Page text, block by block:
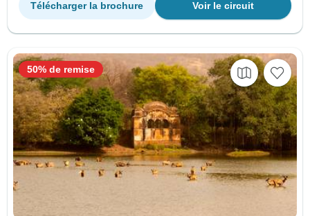
Voir le circuit
Télécharger la brochure
50% de remise